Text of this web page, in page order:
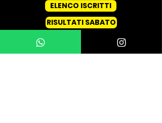
ELENCO ISCRITTI
RISULTATI SABATO
RISULTATI DOMENICA